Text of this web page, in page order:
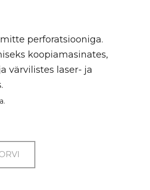
perforatsiooniga.
koopiamasinates,
värvilistes laser- ja